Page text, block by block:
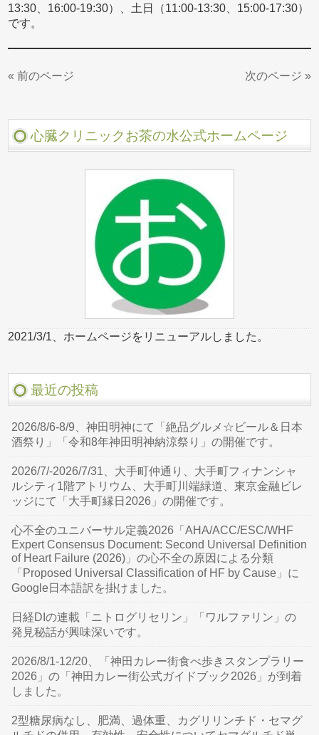
13:30、16:00-19:30）、土日（11:00-13:30、15:00-17:30）
です。
« 前のページ 次のページ »
心臓クリニックお茶の水公式ホームページ
2021/3/1、ホームページをリニューアルしました。
最近の投稿
2026/8/6-8/9、神田明神にて「絶品グルメ☆ビール＆日本
酒祭り」「令和8年神田明神納涼祭り」の開催です。
2026/7/-2026/7/31、大手町仲通り、大手町フィナンシャ
ルシティ1階アトリウム、大手町川端緑道、東京金融ビレ
ッジにて「大手町縁日2026」の開催です。
心不全のユニバーサル定義2026「AHA/ACC/ESC/WHF
Expert Consensus Document: Second Universal Definition
of Heart Failure (2026)」の心不全の原因による分類
「Proposed Universal Classification of HF by Cause」に
Google日本語訳を掛けました。
日経DIの連載「ニトログリセリン」「ワルファリン」の
発見秘話が興味深いです。
2026/8/1-12/20、「神田カレー街食べ歩きスタンプラリー
2026」の「神田カレー街公式ガイドブック2026」が到着
しました。
2型糖尿病なし、肥満、過体重、カグリリンチド・セマグ